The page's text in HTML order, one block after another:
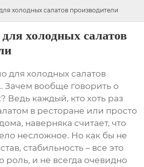
холодных салатов производители
холодных салатов
для холодных салатов
Зачем вообще говорить о
Ведь каждый, кто хоть раз
в ресторане или просто
наверняка считает, что
несложное. Но как бы не
стабильность – все это
роль, и не всегда очевидно